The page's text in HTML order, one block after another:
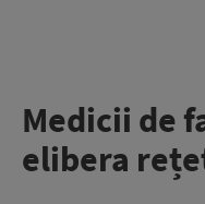
Medicii de
elibera